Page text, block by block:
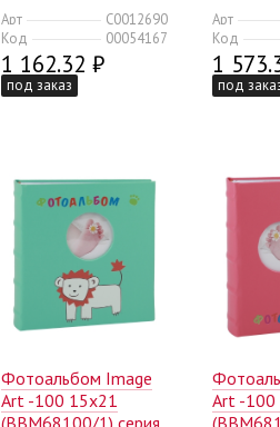
Арт
C0012690
Код
00054167
1 162.32 ₽
под заказ
Арт
Код
1
под
Фотоальбом Image
Art -100 15x21
Art -100